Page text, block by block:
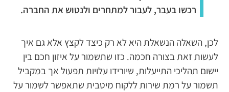
רכשו בעבר, לעבור למתחרים ולנטוש את החברה.
לכן, השאלה הנשאלת היא לא רק כיצד לקצץ אלא גם איך
לעשות זאת בצורה חכמה. כזו שתשמור על איזון חכם בין
יישום תהליכי התייעלות, שיורידו עלויות תפעול אך במקביל
תשמור על רמת שירות ללקוח מיטבית שתאפשר לשמור על